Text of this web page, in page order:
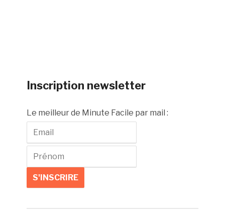
Inscription newsletter
Le meilleur de Minute Facile par mail :